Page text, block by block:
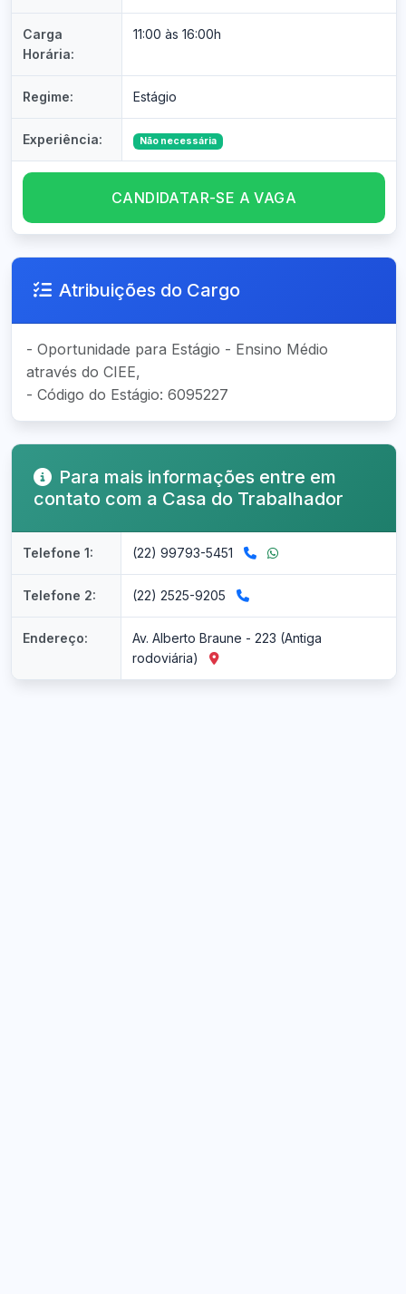
Carga
Horária:
11:00 às 16:00h
Regime: Estágio
Experiência: Não necessária
CANDIDATAR-SE A VAGA
Atribuições do Cargo
- Oportunidade para Estágio - Ensino Médio
através do CIEE,
- Código do Estágio: 6095227
Para mais informações entre em
contato com a Casa do Trabalhador
Telefone 1: (22) 99793-5451
Telefone 2: (22) 2525-9205
Endereço:
Av. Alberto Braune - 223 (Antiga
rodoviária)